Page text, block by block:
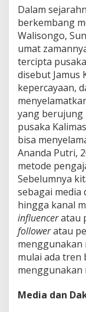
Dalam
berkembang
Walisongo,
umat
tercipta
disebut Jamus
kepercayaan,
yang berujung
pusaka
bisa
Ananda Putri,
metode
Sebelumnya
sebagai media
hingga kanal
influenceratau
followeratau
menggunakan
mulai ada tren
menggunakan
Media dan